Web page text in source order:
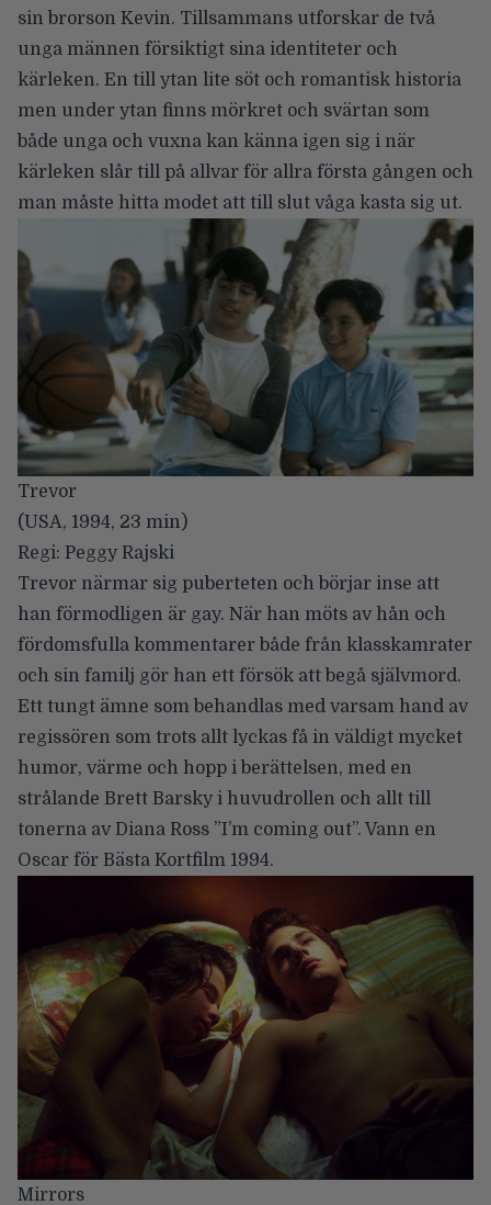
sin brorson Kevin. Tillsammans utforskar de två
unga männen försiktigt sina identiteter och
kärleken. En till ytan lite söt och romantisk historia
men under ytan finns mörkret och svärtan som
både unga och vuxna kan känna igen sig i när
kärleken slår till på allvar för allra första gången och
man måste hitta modet att till slut våga kasta sig ut.
Trevor
(USA, 1994, 23 min)
Regi: Peggy Rajski
Trevor närmar sig puberteten och börjar inse att
han förmodligen är gay. När han möts av hån och
fördomsfulla kommentarer både från klasskamrater
och sin familj gör han ett försök att begå självmord.
Ett tungt ämne som behandlas med varsam hand av
regissören som trots allt lyckas få in väldigt mycket
humor, värme och hopp i berättelsen, med en
strålande Brett Barsky i huvudrollen och allt till
tonerna av Diana Ross ”I’m coming out”. Vann en
Oscar för Bästa Kortfilm 1994.
Mirrors